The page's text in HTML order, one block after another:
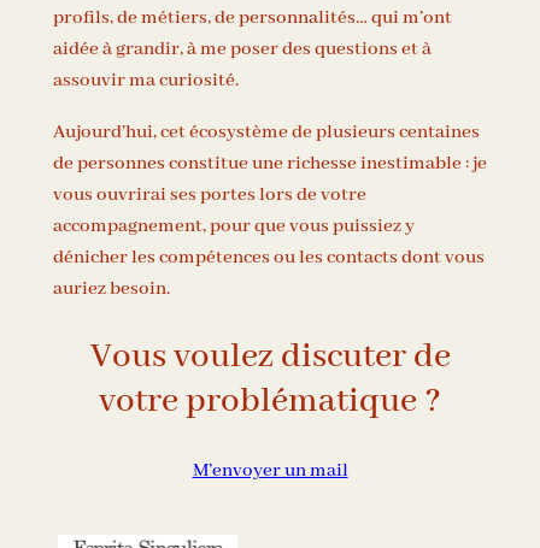
profils, de métiers, de personnalités… qui m’ont
aidée à grandir, à me poser des questions et à
assouvir ma curiosité.
Aujourd’hui, cet écosystème de plusieurs centaines
de personnes constitue une richesse inestimable : je
vous ouvrirai ses portes lors de votre
accompagnement, pour que vous puissiez y
dénicher les compétences ou les contacts dont vous
auriez besoin.
Vous voulez discuter de
votre problématique ?
M’envoyer un mail